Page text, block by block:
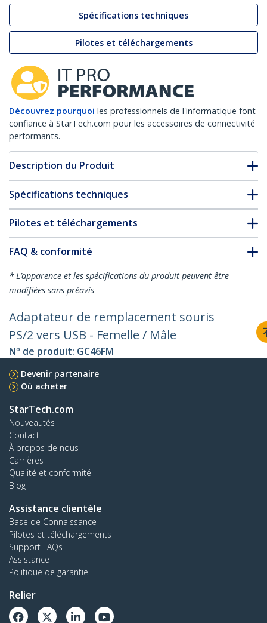
Spécifications techniques
Pilotes et téléchargements
Découvrez pourquoi les professionnels de l'informatique font
confiance à StarTech.com pour les accessoires de connectivité
performants.
Description du Produit
Spécifications techniques
Pilotes et téléchargements
FAQ & conformité
* L’apparence et les spécifications du produit peuvent être
modifiées sans préavis
Adaptateur de remplacement souris
PS/2 vers USB - Femelle / Mâle
Nº de produit: GC46FM
Devenir partenaire
Où acheter
StarTech.com
Nouveautés
Contact
À propos de nous
Carrières
Qualité et conformité
Blog
Assistance clientèle
Base de Connaissance
Pilotes et téléchargements
Support FAQs
Assistance
Politique de garantie
Relier